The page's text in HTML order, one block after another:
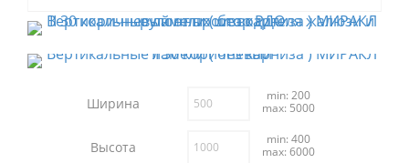
Ширина
min: 200
max: 5000
Высота
min: 400
max: 6000